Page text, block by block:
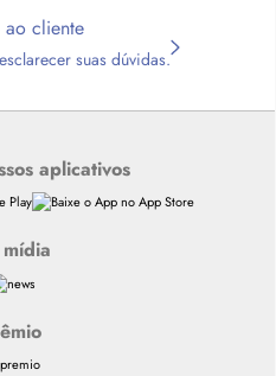
cliente
suas dúvidas.
aplicativos